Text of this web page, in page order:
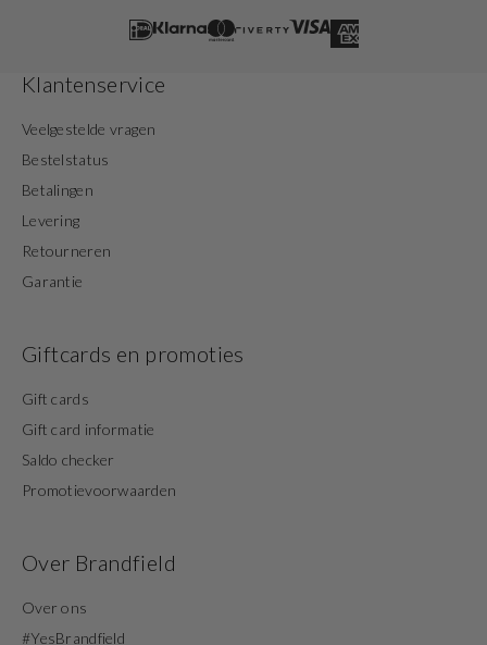
Klantenservice
Veelgestelde vragen
Bestelstatus
Betalingen
Levering
Retourneren
Garantie
Giftcards en promoties
Gift cards
Gift card informatie
Saldo checker
Promotievoorwaarden
Over Brandfield
Over ons
#YesBrandfield